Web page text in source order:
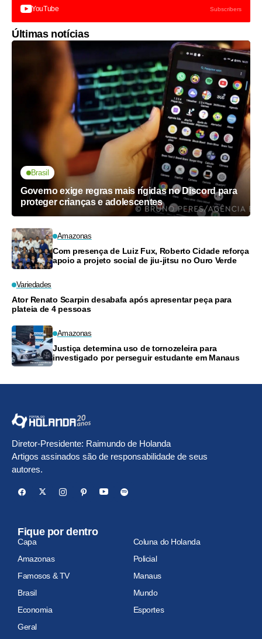
YouTube Subscribers
Últimas notícias
Brasil
Governo exige regras mais rígidas no Discord para
proteger crianças e adolescentes
Amazonas
Com presença de Luiz Fux, Roberto Cidade reforça
apoio a projeto social de jiu-jitsu no Ouro Verde
Variedades
Ator Renato Scarpin desabafa após apresentar peça para
plateia de 4 pessoas
Amazonas
Justiça determina uso de tornozeleira para
investigado por perseguir estudante em Manaus
Diretor-Presidente: Raimundo de Holanda
Artigos assinados são de responsabilidade de seus
autores.
Fique por dentro
Capa
Coluna do Holanda
Amazonas
Policial
Famosos & TV
Manaus
Brasil
Mundo
Economia
Esportes
Geral